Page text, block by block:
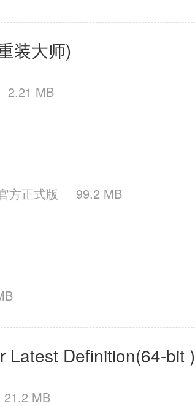
装大师)
2.21 MB
方正式版 99.2 MB
Latest Definition(64-bit )
21.2 MB